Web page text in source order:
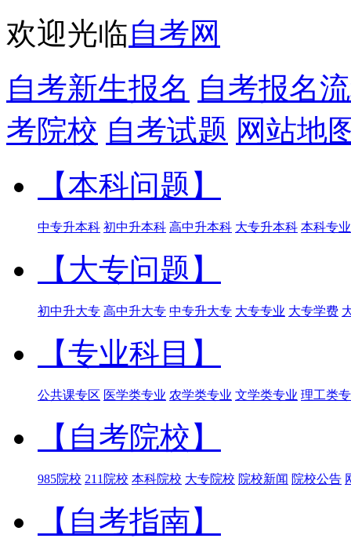
欢迎光临自考网
自考新生报名 自考报名
考院校 自考试题 网站地
【本科问题】
中专升本科 初中升本科 高中升本科 大专升本科 本科专业
【大专问题】
初中升大专 高中升大专 中专升大专 大专专业 大专学费
【专业科目】
公共课专区 医学类专业 农学类专业 文学类专业 理工类
【自考院校】
985院校 211院校 本科院校 大专院校 院校新闻 院校公告
【自考指南】